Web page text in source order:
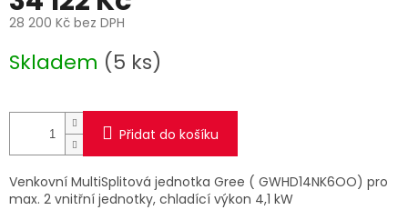
28 200 Kč bez DPH
cena:
Skladem (5 ks)
Přidat do košíku
Venkovní MultiSplitová jednotka Gree ( GWHD14NK6OO) pro
max. 2 vnitřní jednotky, chladící výkon 4,1 kW